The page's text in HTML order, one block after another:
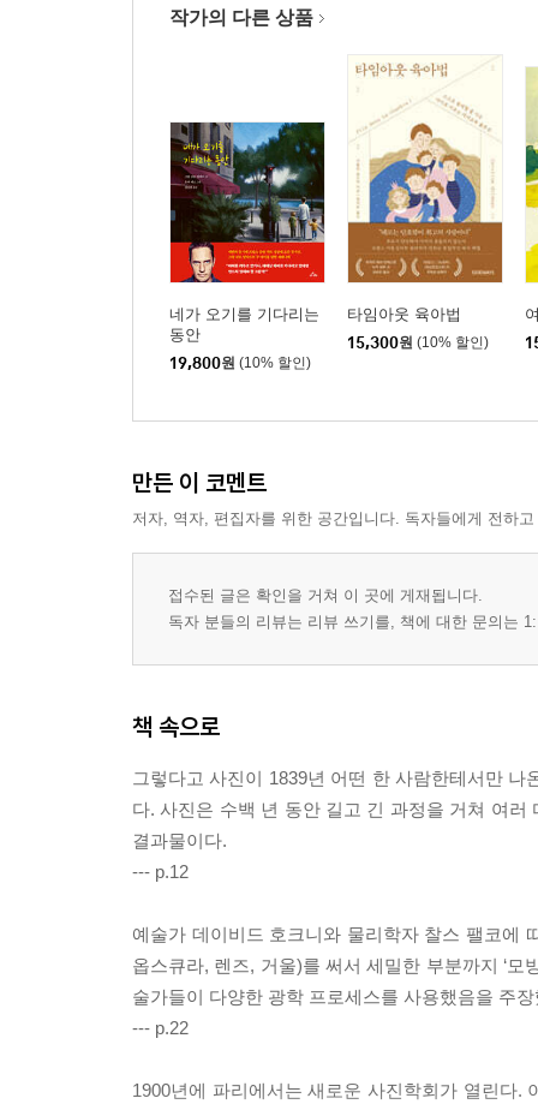
작가의 다른 상품
네가 오기를 기다리는
동안
19,800원 (10% 할인)
타임아웃 육아법
15,300원 (10% 할인)
만든 이 코멘트
저자, 역자, 편집자를 위한 공간입니다. 독자들에게 전하
접수된 글은 확인을 거쳐 이 곳에 게재됩니다.
독자 분들의 리뷰는 리뷰 쓰기를, 책에 대한 문의는
책 속으로
그렇다고 사진이 1839년 어떤 한 사람한테서만
다. 사진은 수백 년 동안 길고 긴 과정을 거쳐 여
결과물이다.
--- p.12
예술가 데이비드 호크니와 물리학자 찰스 팰코에
옵스큐라, 렌즈, 거울)를 써서 세밀한 부분까지 ‘
술가들이 다양한 광학 프로세스를 사용했음을 주
--- p.22
1900년에 파리에서는 새로운 사진학회가 열린다.